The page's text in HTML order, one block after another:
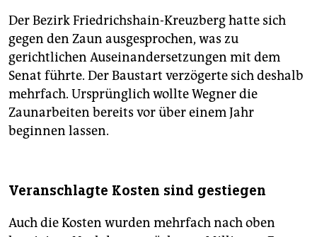
Der Bezirk Friedrichshain-Kreuzberg hatte sich
gegen den Zaun ausgesprochen, was zu
gerichtlichen Auseinandersetzungen mit dem
Senat führte. Der Baustart verzögerte sich deshalb
mehrfach. Ursprünglich wollte Wegner die
Zaunarbeiten bereits vor über einem Jahr
beginnen lassen.
Veranschlagte Kosten sind gestiegen
Auch die Kosten wurden mehrfach nach oben